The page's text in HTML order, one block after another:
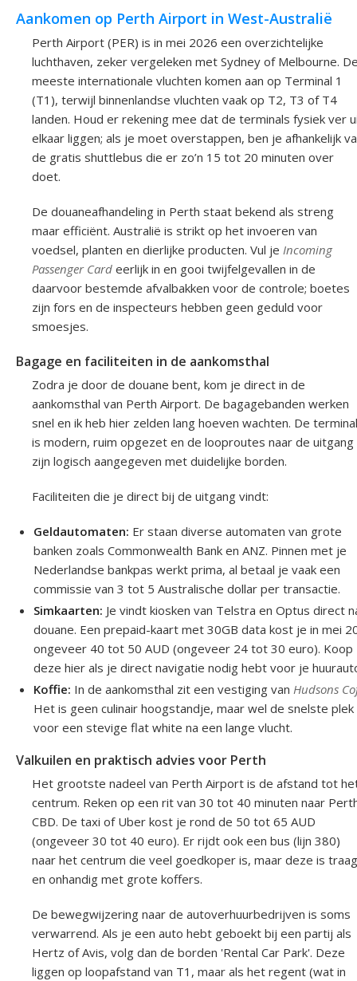
Aankomen op Perth Airport in West-Australië
Perth Airport (PER) is in mei 2026 een overzichtelijke
luchthaven, zeker vergeleken met Sydney of Melbourne.
meeste internationale vluchten komen aan op Terminal 1
(T1), terwijl binnenlandse vluchten vaak op T2, T3 of T4
landen. Houd er rekening mee dat de terminals fysiek ver
elkaar liggen; als je moet overstappen, ben je afhankelijk
de gratis shuttlebus die er zo’n 15 tot 20 minuten over
doet.
De douaneafhandeling in Perth staat bekend als streng
maar efficiënt. Australië is strikt op het invoeren van
voedsel, planten en dierlijke producten. Vul je Incoming
Passenger Card eerlijk in en gooi twijfelgevallen in de
daarvoor bestemde afvalbakken voor de controle; boetes
zijn fors en de inspecteurs hebben geen geduld voor
smoesjes.
Bagage en faciliteiten in de aankomsthal
Zodra je door de douane bent, kom je direct in de
aankomsthal van Perth Airport. De bagagebanden werken
snel en ik heb hier zelden lang hoeven wachten. De terminal
is modern, ruim opgezet en de looproutes naar de uitgang
zijn logisch aangegeven met duidelijke borden.
Faciliteiten die je direct bij de uitgang vindt:
Geldautomaten: Er staan diverse automaten van grote
banken zoals Commonwealth Bank en ANZ. Pinnen met je
Nederlandse bankpas werkt prima, al betaal je vaak een
commissie van 3 tot 5 Australische dollar per transactie.
Simkaarten: Je vindt kiosken van Telstra en Optus direct
douane. Een prepaid-kaart met 30GB data kost je in mei
ongeveer 40 tot 50 AUD (ongeveer 24 tot 30 euro). Koop
deze hier als je direct navigatie nodig hebt voor je
Koffie: In de aankomsthal zit een vestiging van Hudsons
Het is geen culinair hoogstandje, maar wel de snelste plek
voor een stevige flat white na een lange vlucht.
Valkuilen en praktisch advies voor Perth
Het grootste nadeel van Perth Airport is de afstand tot
centrum. Reken op een rit van 30 tot 40 minuten naar
CBD. De taxi of Uber kost je rond de 50 tot 65 AUD
(ongeveer 30 tot 40 euro). Er rijdt ook een bus (lijn 380)
naar het centrum die veel goedkoper is, maar deze is traag
en onhandig met grote koffers.
De bewegwijzering naar de autoverhuurbedrijven is soms
verwarrend. Als je een auto hebt geboekt bij een partij als
Hertz of Avis, volg dan de borden 'Rental Car Park'. Deze
liggen op loopafstand van T1, maar als het regent (wat in